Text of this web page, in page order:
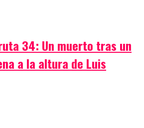
34: Un muerto tras un
a la altura de Luis